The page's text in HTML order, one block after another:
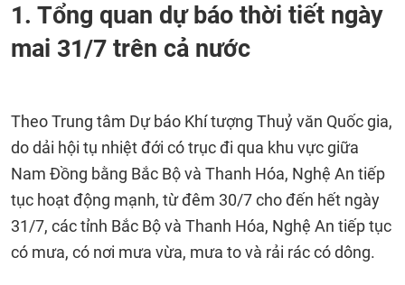
1. Tổng quan dự báo thời tiết ngày
mai 31/7 trên cả nước
Theo Trung tâm Dự báo Khí tượng Thuỷ văn Quốc gia,
do dải hội tụ nhiệt đới có trục đi qua khu vực giữa
Nam Đồng bằng Bắc Bộ và Thanh Hóa, Nghệ An tiếp
tục hoạt động mạnh, từ đêm 30/7 cho đến hết ngày
31/7, các tỉnh Bắc Bộ và Thanh Hóa, Nghệ An tiếp tục
có mưa, có nơi mưa vừa, mưa to và rải rác có dông.